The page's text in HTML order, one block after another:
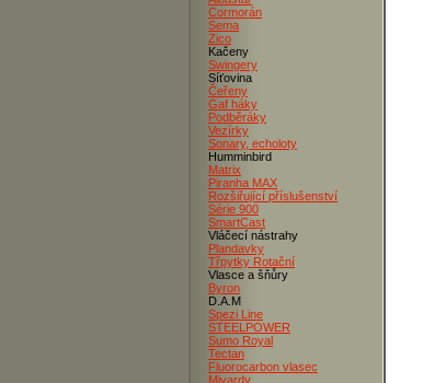
Cormorán
Sema
Zico
Kačeny
Swingery
Síťovina
Čeřeny
Gaf háky
Podběráky
Vezírky
Sonary, echoloty
Humminbird
Matrix
Piranha MAX
Rozšiřující příslušenství
Série 900
SmartCast
Vláčecí nástrahy
Plandavky
Třpytky Rotační
Vlasce a šňůry
Byron
D.A.M
Spezi Line
STEELPOWER
Sumo Royal
Tectan
Fluorocarbon vlasec
Mivardy